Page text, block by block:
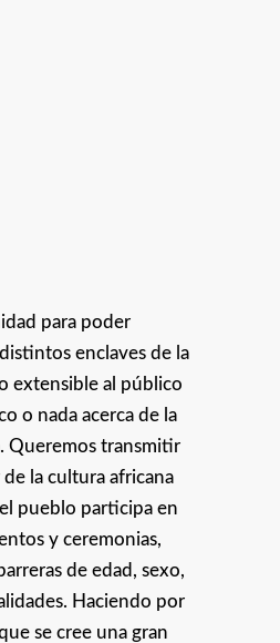
para poder
enclaves de la
extensible al público
o nada acerca de la
Queremos transmitir
de la cultura africana
pueblo participa en
y ceremonias,
de edad, sexo,
Haciendo por
se cree una gran